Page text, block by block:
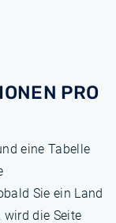
PRO
eine Tabelle
Sie ein Land
die Seite